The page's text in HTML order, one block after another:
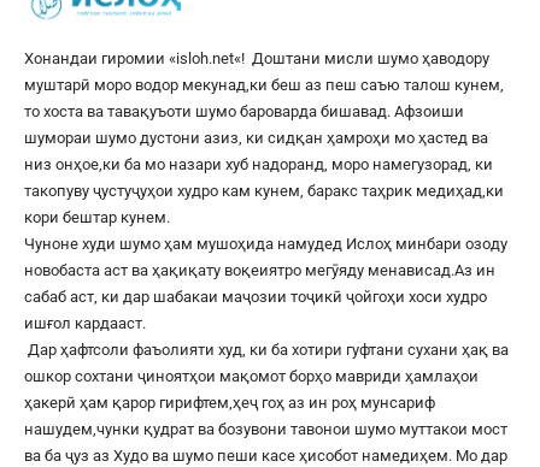
Хонандаи гиромии «isloh.net«! Доштани мисли шумо ҳаводору
муштарӣ моро водор мекунад,ки беш аз пеш саъю талош кунем,
то хоста ва тавақуъоти шумо бароварда бишавад. Афзоиши
шумораи шумо дустони азиз, ки сидқан ҳамроҳи мо ҳастед ва
низ онҳое,ки ба мо назари хуб надоранд, моро намегузорад, ки
такопуву ҷустуҷуҳои худро кам кунем, баракс таҳрик медиҳад,ки
кори бештар кунем.
Чуноне худи шумо ҳам мушоҳида намудед Ислоҳ минбари озоду
новобаста аст ва ҳақиқату воқеиятро мегӯяду менависад.Аз ин
сабаб аст, ки дар шабакаи маҷозии тоҷикӣ ҷойгоҳи хоси худро
ишғол кардааст.
Дар ҳафтсоли фаъолияти худ, ки ба хотири гуфтани сухани ҳақ ва
ошкор сохтани ҷиноятҳои мақомот борҳо мавриди ҳамлаҳои
ҳакерӣ ҳам қарор гирифтем,ҳеҷ гоҳ аз ин роҳ мунсариф
нашудем,чунки қудрат ва бозувони тавонои шумо муттакои мост
ва ба ҷуз аз Худо ва шумо пеши касе ҳисобот намедиҳем. Мо дар